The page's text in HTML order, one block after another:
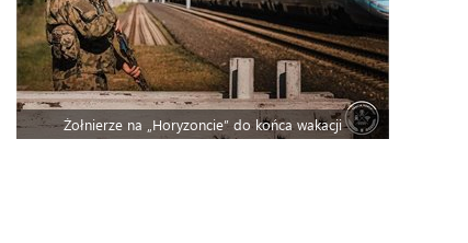
Żołnierze na „Horyzoncie” do końca wakacji